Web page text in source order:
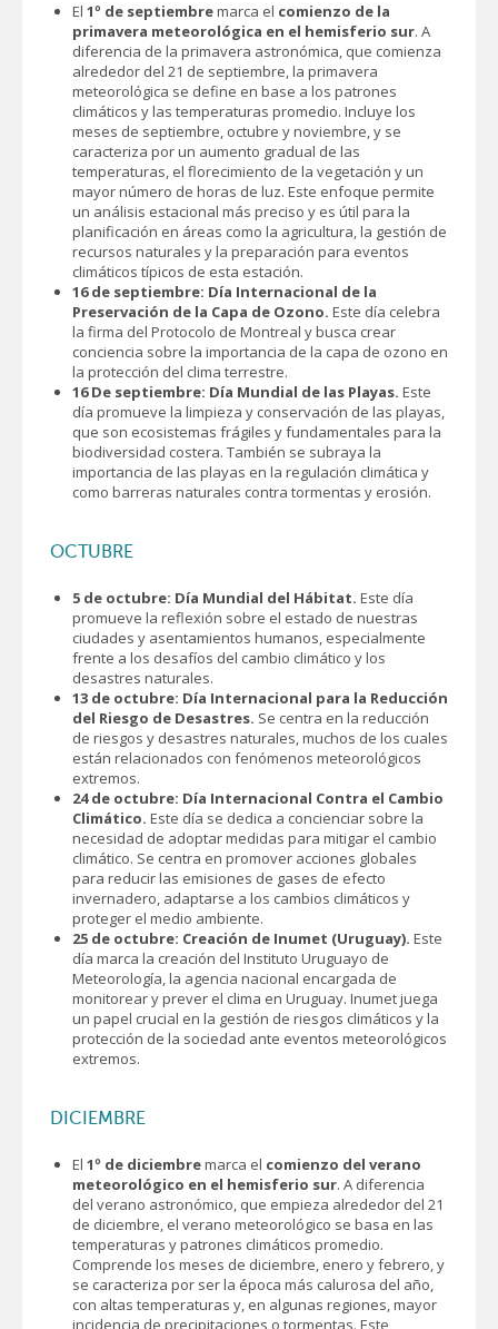
El 1º de septiembremarca el comienzo de la
primavera meteorológica en el hemisferio sur. A
diferencia de la primavera astronómica, que comienza
alrededor del 21 de septiembre, la primavera
meteorológica se define en base a los patrones
climáticos y las temperaturas promedio. Incluye los
meses de septiembre, octubre y noviembre, y se
caracteriza por un aumento gradual de las
temperaturas, el florecimiento de la vegetación y un
mayor número de horas de luz. Este enfoque permite
un análisis estacional más preciso y es útil para la
planificación en áreas como la agricultura, la gestión de
recursos naturales y la preparación para eventos
climáticos típicos de esta estación.
16 de septiembre: Día Internacional de la
Preservación de la Capa de Ozono. Este día celebra
la firma del Protocolo de Montreal y busca crear
conciencia sobre la importancia de la capa de ozono en
la protección del clima terrestre.
16 De septiembre: Día Mundial de las Playas. Este
día promueve la limpieza y conservación de las playas,
que son ecosistemas frágiles y fundamentales para la
biodiversidad costera. También se subraya la
importancia de las playas en la regulación climática y
como barreras naturales contra tormentas y erosión.
OCTUBRE
5 de octubre: Día Mundial del Hábitat. Este día
promueve la reflexión sobre el estado de nuestras
ciudades y asentamientos humanos, especialmente
frente a los desafíos del cambio climático y los
desastres naturales.
13 de octubre: Día Internacional para la Reducción
del Riesgo de Desastres. Se centra en la reducción
de riesgos y desastres naturales, muchos de los cuales
están relacionados con fenómenos meteorológicos
extremos.
24 de octubre: Día Internacional Contra el Cambio
Climático. Este día se dedica a concienciar sobre la
necesidad de adoptar medidas para mitigar el cambio
climático. Se centra en promover acciones globales
para reducir las emisiones de gases de efecto
invernadero, adaptarse a los cambios climáticos y
proteger el medio ambiente.
25 de octubre: Creación de Inumet (Uruguay). Este
día marca la creación del Instituto Uruguayo de
Meteorología, la agencia nacional encargada de
monitorear y prever el clima en Uruguay. Inumet juega
un papel crucial en la gestión de riesgos climáticos y la
protección de la sociedad ante eventos meteorológicos
extremos.
DICIEMBRE
El 1º de diciembremarca el comienzo del verano
meteorológico en el hemisferio sur. A diferencia
del verano astronómico, que empieza alrededor del 21
de diciembre, el verano meteorológico se basa en las
temperaturas y patrones climáticos promedio.
Comprende los meses de diciembre, enero y febrero, y
se caracteriza por ser la época más calurosa del año,
con altas temperaturas y, en algunas regiones, mayor
incidencia de precipitaciones o tormentas. Este